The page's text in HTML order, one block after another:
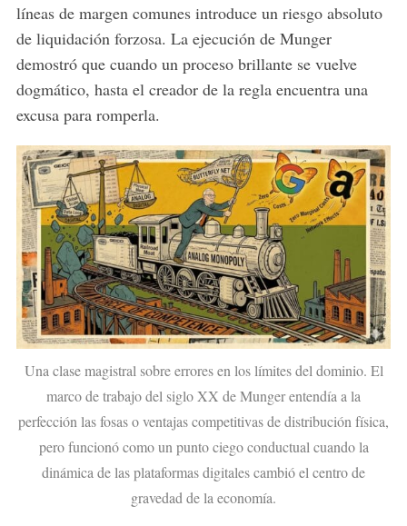
líneas de margen comunes introduce un riesgo absoluto
de liquidación forzosa. La ejecución de Munger
demostró que cuando un proceso brillante se vuelve
dogmático, hasta el creador de la regla encuentra una
excusa para romperla.
Una clase magistral sobre errores en los límites del dominio. El
marco de trabajo del siglo XX de Munger entendía a la
perfección las fosas o ventajas competitivas de distribución física,
pero funcionó como un punto ciego conductual cuando la
dinámica de las plataformas digitales cambió el centro de
gravedad de la economía.